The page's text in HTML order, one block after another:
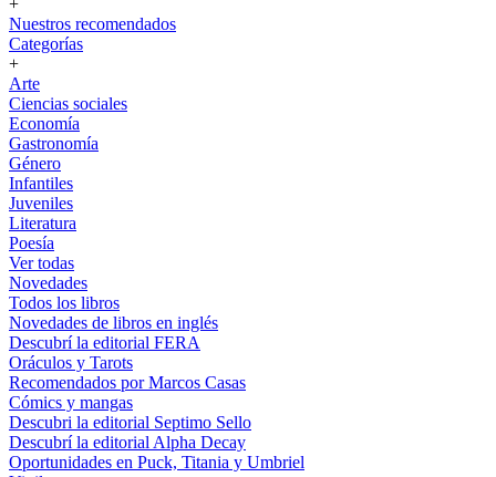
+
Nuestros recomendados
Categorías
+
Arte
Ciencias sociales
Economía
Gastronomía
Género
Infantiles
Juveniles
Literatura
Poesía
Ver todas
Novedades
Todos los libros
Novedades de libros en inglés
Descubrí la editorial FERA
Oráculos y Tarots
Recomendados por Marcos Casas
Cómics y mangas
Descubri la editorial Septimo Sello
Descubrí la editorial Alpha Decay
Oportunidades en Puck, Titania y Umbriel